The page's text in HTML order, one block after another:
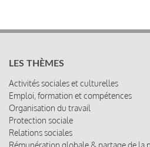
LES THÈMES
Activités sociales et culturelles
Emploi, formation et compétences
Organisation du travail
Protection sociale
Relations sociales
Rémunération globale & partage de la